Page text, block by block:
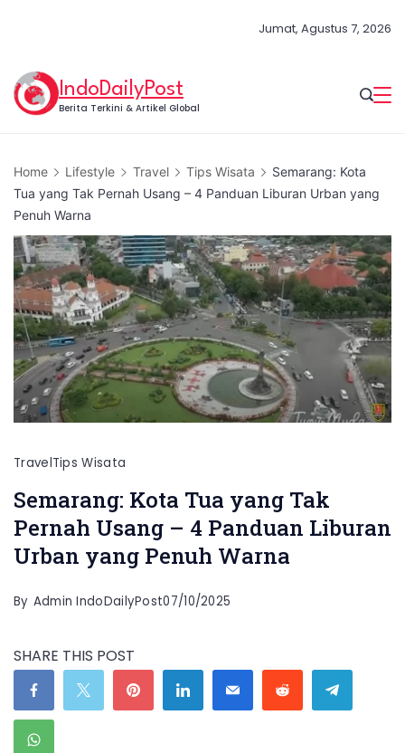
content
Jumat, Agustus 7, 2026
IndoDailyPost
Berita Terkini & Artikel Global
Home Lifestyle Travel Tips Wisata
Semarang: Kota
Tua yang Tak Pernah Usang – 4 Panduan Liburan Urban yang
Penuh Warna
TravelTips Wisata
Semarang: Kota Tua yang Tak
Pernah Usang – 4 Panduan Liburan
Urban yang Penuh Warna
By Admin IndoDailyPost07/10/2025
SHARE THIS POST